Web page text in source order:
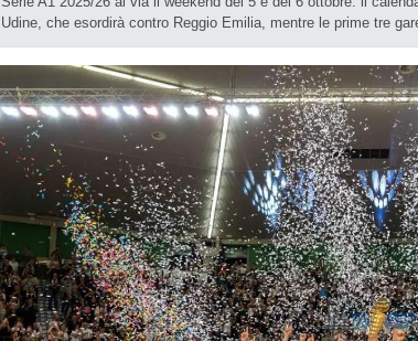
Udine, che esordirà contro Reggio Emilia, mentre le prime tre